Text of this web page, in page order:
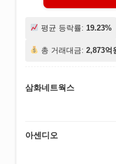
평균 등락률: 19.23%
총 거래대금: 2,873억
삼화네트웍스
아센디오